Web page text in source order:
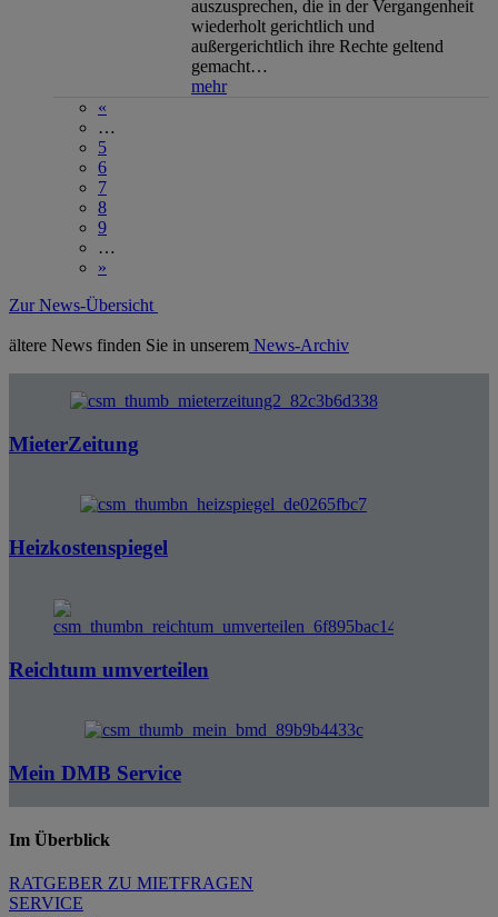
auszusprechen, die in der Vergangenheit
wiederholt gerichtlich und
außergerichtlich ihre Rechte geltend
gemacht…
mehr
«
…
5
6
7
8
9
…
»
Zur News-Übersicht
ältere News finden Sie in unserem News-Archiv
MieterZeitung
Heizkostenspiegel
Reichtum umverteilen
Mein DMB Service
Im Überblick
RATGEBER ZU MIETFRAGEN
SERVICE